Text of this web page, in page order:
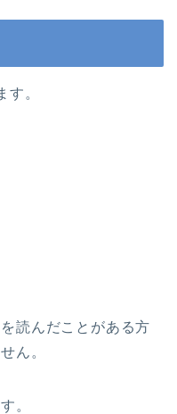
す。
読んだことがある方
ん。
。